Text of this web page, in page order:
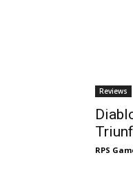
Reviews
RPS